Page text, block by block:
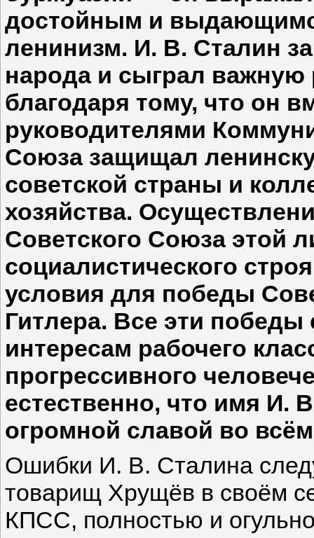
достойным и
ленинизм. И. В. Сталин
народа и сыграл важную
благодаря тому, что он
руководителями
Союза защищал
советской страны и
хозяйства.
Советского Союза этой
социалистического
условия для победы
Гитлера. Все эти победы
интересам рабочего
прогрессивного
естественно, что имя И.
огромной славой во
Ошибки И. В. Сталина
товарищ Хрущёв в своём
КПСС, полностью и